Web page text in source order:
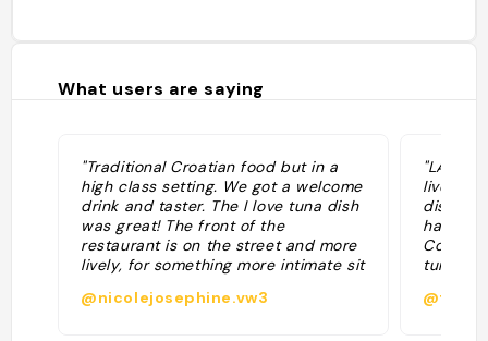
What users are saying
"Traditional Croatian food but in a
high class setting. We got a welcome
drink and taster. The I love tuna dish
was great! The front of the
restaurant is on the street and more
lively, for something more intimate sit
@nicolejosephine.vw3
lived
dish
having
tuna.